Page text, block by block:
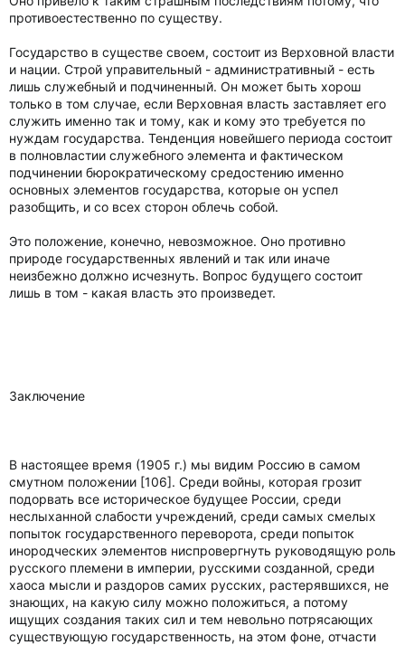
противоестественно по существу.
Государство в существе своем, состоит из Верховной власти
и нации. Строй управительный - административный - есть
лишь служебный и подчиненный. Он может быть хорош
только в том случае, если Верховная власть заставляет его
служить именно так и тому, как и кому это требуется по
нуждам государства. Тенденция новейшего периода состоит
в полновластии служебного элемента и фактическом
подчинении бюрократическому средостению именно
основных элементов государства, которые он успел
разобщить, и со всех сторон облечь собой.
Это положение, конечно, невозможное. Оно противно
природе государственных явлений и так или иначе
неизбежно должно исчезнуть. Вопрос будущего состоит
лишь в том - какая власть это произведет.
Заключение
В настоящее время (1905 г.) мы видим Россию в самом
смутном положении [106]. Среди войны, которая грозит
подорвать все историческое будущее России, среди
неслыханной слабости учреждений, среди самых смелых
попыток государственного переворота, среди попыток
инородческих элементов ниспровергнуть руководящую роль
русского племени в империи, русскими созданной, среди
хаоса мысли и раздоров самих русских, растерявшихся, не
знающих, на какую силу можно положиться, а потому
ищущих создания таких сил и тем невольно потрясающих
существующую государственность, на этом фоне, отчасти